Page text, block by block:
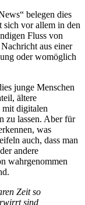
belegen dies
sich vor allem in den
Fluss von
aus einer
oder womöglich
junge Menschen
ältere
mit digitalen
zu lassen. Aber für
was
auch, dass man
andere
wahrgenommen
Zeit so
sind